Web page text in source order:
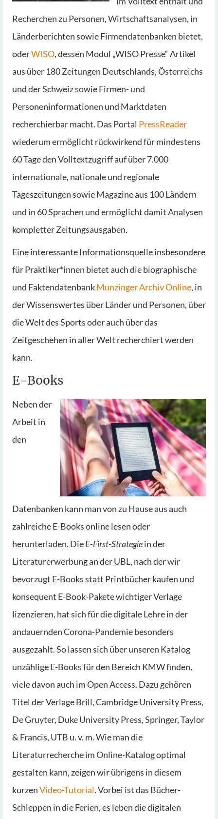
Recherchen zu Personen, Wirtschaftsanalysen, in
Länderberichten sowie Firmendatenbanken bietet,
oderWISO, dessen Modul „WISO Presse“ Artikel
aus über 180 Zeitungen Deutschlands, Österreichs
und der Schweiz sowie Firmen- und
Personeninformationen und Marktdaten
recherchierbar macht. Das Portal PressReader
wiederum ermöglicht rückwirkend für mindestens
60 Tage den Volltextzugriff auf über 7.000
internationale, nationale und regionale
Tageszeitungen sowie Magazine aus 100 Ländern
und in 60 Sprachen und ermöglicht damit Analysen
kompletter Zeitungsausgaben.
Eine interessante Informationsquelle insbesondere
für Praktiker*innen bietet auch die biographische
und FaktendatenbankMunzinger Archiv Online, in
der Wissenswertes über Länder und Personen, über
die Welt des Sports oder auch über das
Zeitgeschehen in aller Welt recherchiert werden
kann.
E-Books
Neben der
Arbeit in
den
Datenbanken kann man von zu Hause aus auch
zahlreiche E-Books online lesen oder
herunterladen. DieE-First-Strategiein der
Literaturerwerbung an der UBL, nach der wir
bevorzugt E-Books statt Printbücher kaufen und
konsequent E-Book-Pakete wichtiger Verlage
lizenzieren, hat sich für die digitale Lehre in der
andauernden Corona-Pandemie besonders
ausgezahlt. So lassen sich über unseren Katalog
unzählige E-Books für den Bereich KMW finden,
viele davon auch im Open Access. Dazu gehören
Titel der Verlage Brill, Cambridge University Press,
De Gruyter, Duke University Press, Springer, Taylor
& Francis, UTB u. v. m. Wie man die
Literaturrecherche im Online-Katalog optimal
gestalten kann, zeigen wir übrigens in diesem
kurzenVideo-Tutorial. Vorbei ist das Bücher-
Schleppen in die Ferien, es leben die digitalen